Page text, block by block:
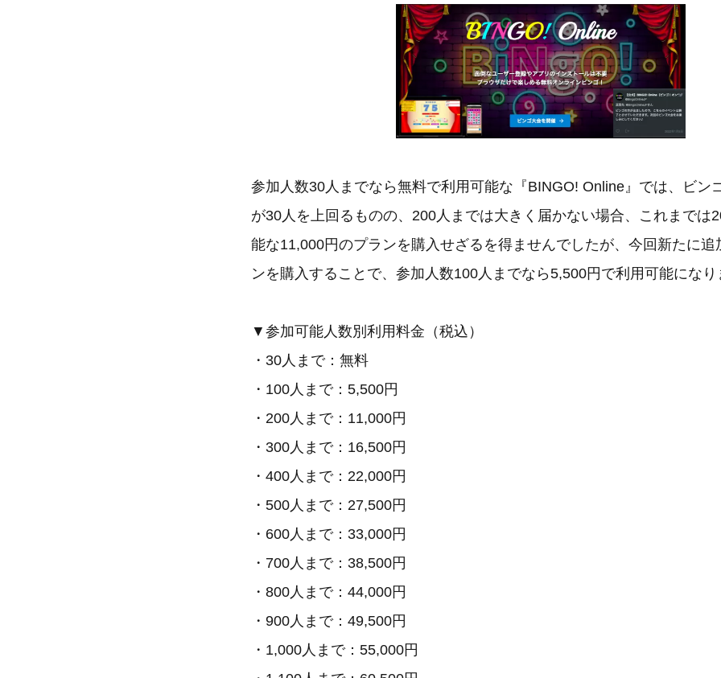
参加人数30人までなら無料で利用可能な『BINGO! Online』では、ビン
が30人を上回るものの、200人までは大きく届かない場合、これまでは
能な11,000円のプランを購入せざるを得ませんでしたが、今回新たに追
ンを購入することで、参加人数100人までなら5,500円で利用可能にな
▼参加可能人数別利用料金（税込）
・30人まで：無料
・100人まで：5,500円
・200人まで：11,000円
・300人まで：16,500円
・400人まで：22,000円
・500人まで：27,500円
・600人まで：33,000円
・700人まで：38,500円
・800人まで：44,000円
・900人まで：49,500円
・1,000人まで：55,000円